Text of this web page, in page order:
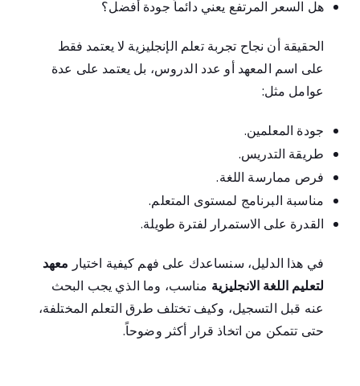
هل السعر المرتفع يعني دائماً جودة أفضل؟
الحقيقة أن نجاح تجربة تعلم الإنجليزية لا يعتمد فقط
على اسم المعهد أو عدد الدروس، بل يعتمد على عدة
عوامل مثل:
جودة المعلمين.
طريقة التدريس.
فرص ممارسة اللغة.
مناسبة البرنامج لمستوى المتعلم.
القدرة على الاستمرار لفترة طويلة.
في هذا الدليل، سنساعدك على فهم كيفية اختيار معهد
لتعليم اللغة الانجليزية مناسب، وما الذي يجب البحث
عنه قبل التسجيل، وكيف تختلف طرق التعلم المختلفة،
حتى تتمكن من اتخاذ قرار أكثر وضوحاً.